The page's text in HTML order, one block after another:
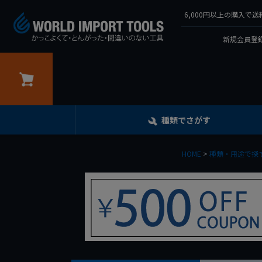
6,000円以上の購入で送
新規会員登
種類でさがす
HOME 種類・用途で探